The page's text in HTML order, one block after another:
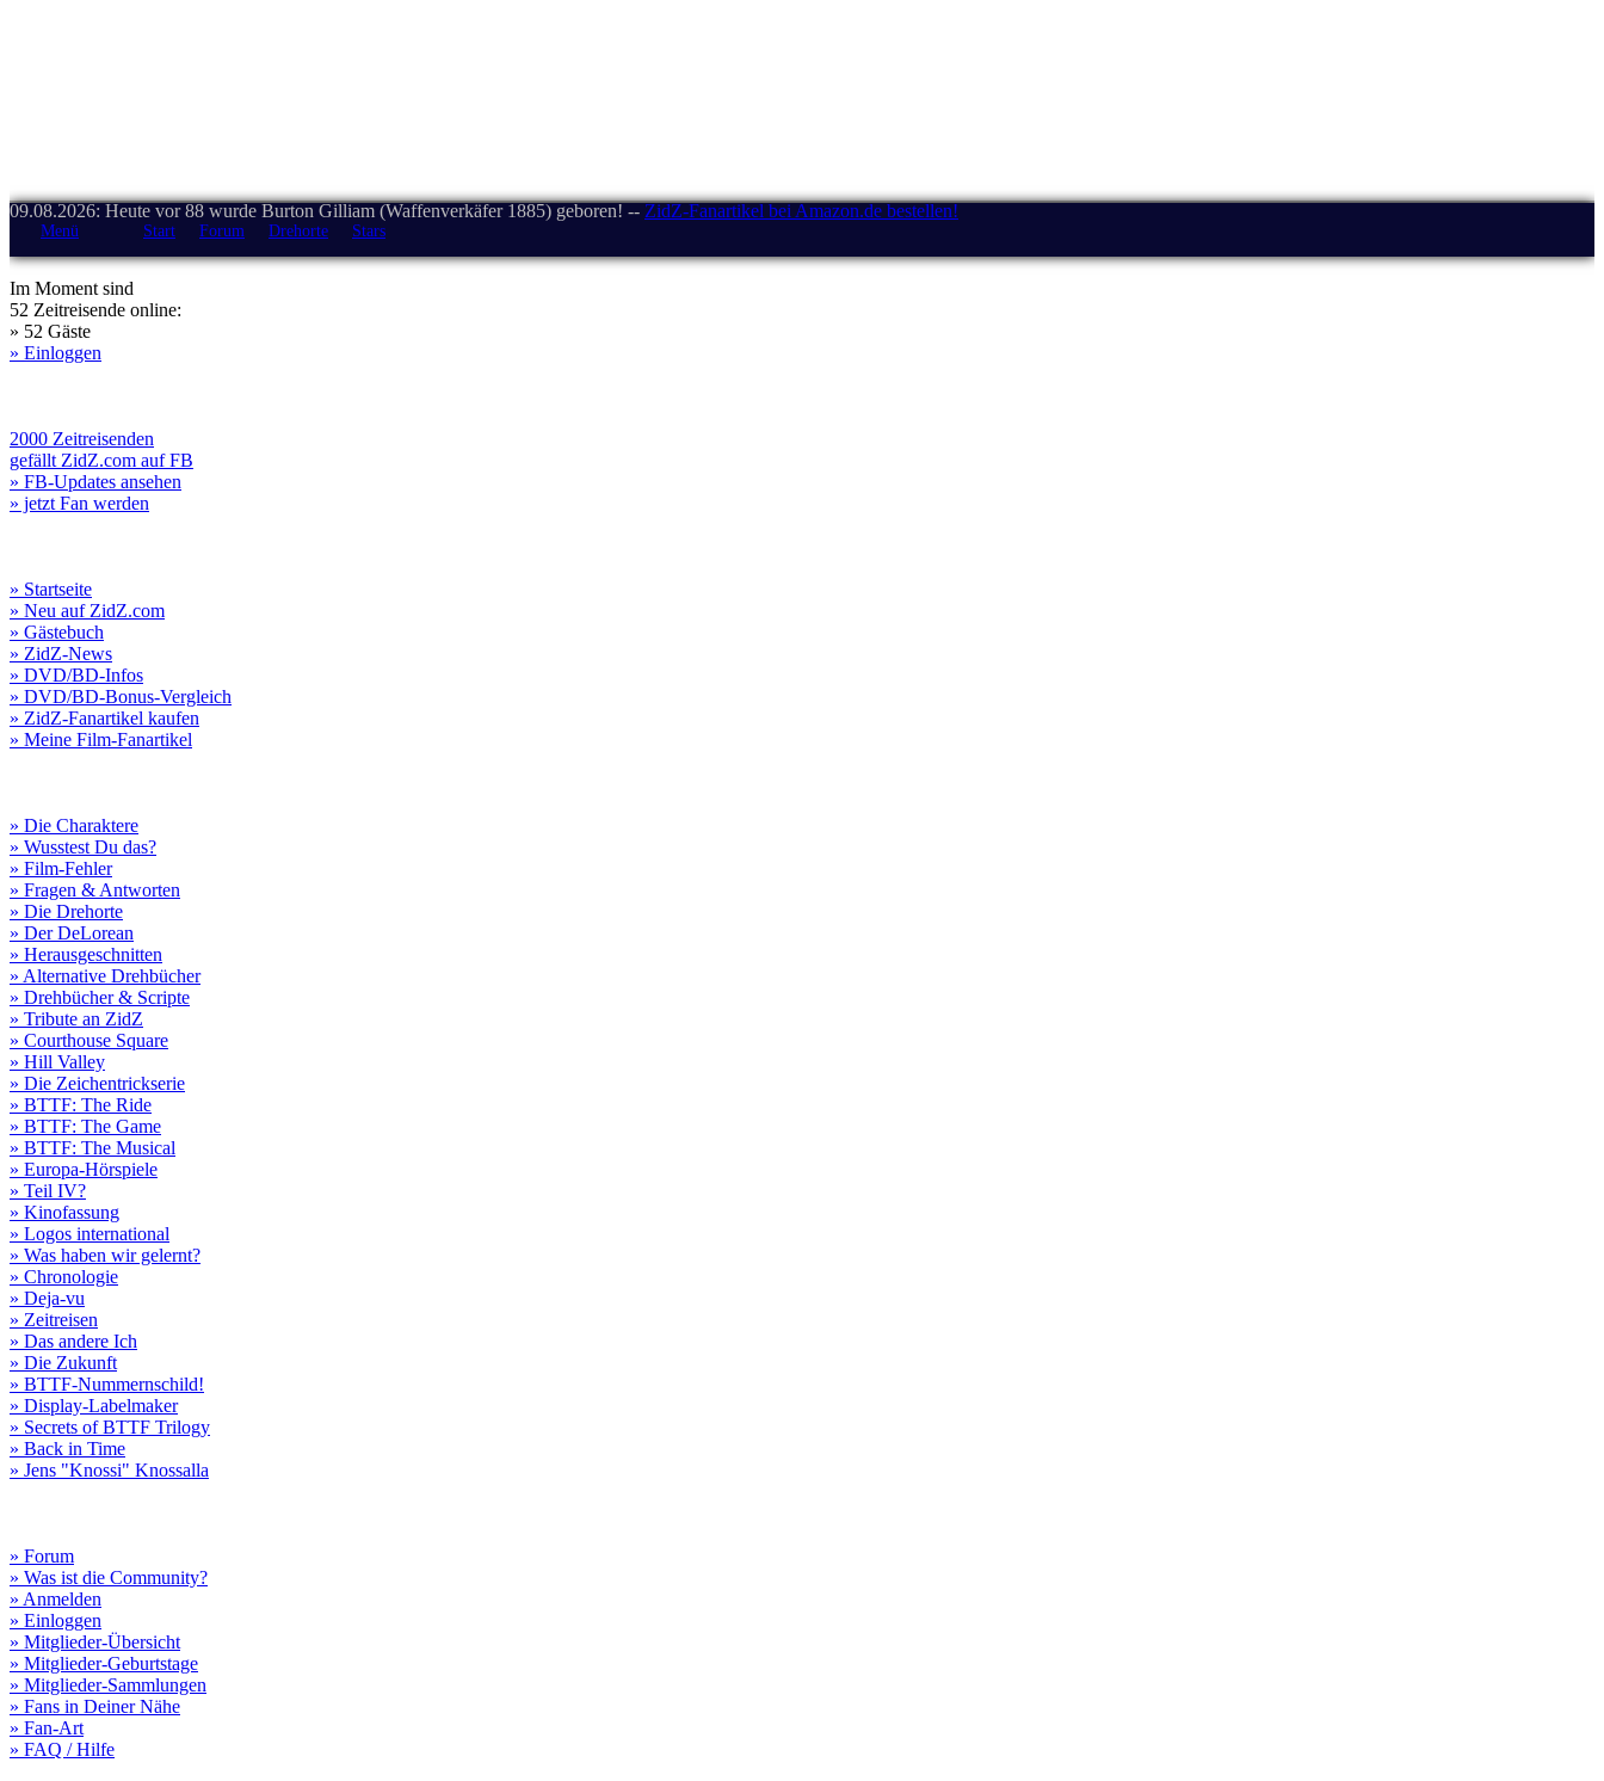
09.08.2026: Heute vor 88 wurde Burton Gilliam (Waffenverkäfer 1885) geboren! -- ZidZ-Fanartikel bei Amazon.de bestellen!
Menü Start Forum Drehorte Stars
Im Moment sind
52 Zeitreisende online:
» 52 Gäste
» Einloggen
2000 Zeitreisenden
gefällt ZidZ.com auf FB
» FB-Updates ansehen
» jetzt Fan werden
» Startseite
» Neu auf ZidZ.com
» Gästebuch
» ZidZ-News
» DVD/BD-Infos
» DVD/BD-Bonus-Vergleich
» ZidZ-Fanartikel kaufen
» Meine Film-Fanartikel
» Die Charaktere
» Wusstest Du das?
» Film-Fehler
» Fragen & Antworten
» Die Drehorte
» Der DeLorean
» Herausgeschnitten
» Alternative Drehbücher
» Drehbücher & Scripte
» Tribute an ZidZ
» Courthouse Square
» Hill Valley
» Die Zeichentrickserie
» BTTF: The Ride
» BTTF: The Game
» BTTF: The Musical
» Europa-Hörspiele
» Teil IV?
» Kinofassung
» Logos international
» Was haben wir gelernt?
» Chronologie
» Deja-vu
» Zeitreisen
» Das andere Ich
» Die Zukunft
» BTTF-Nummernschild!
» Display-Labelmaker
» Secrets of BTTF Trilogy
» Back in Time
» Jens "Knossi" Knossalla
» Forum
» Was ist die Community?
» Anmelden
» Einloggen
» Mitglieder-Übersicht
» Mitglieder-Geburtstage
» Mitglieder-Sammlungen
» Fans in Deiner Nähe
» Fan-Art
» FAQ / Hilfe